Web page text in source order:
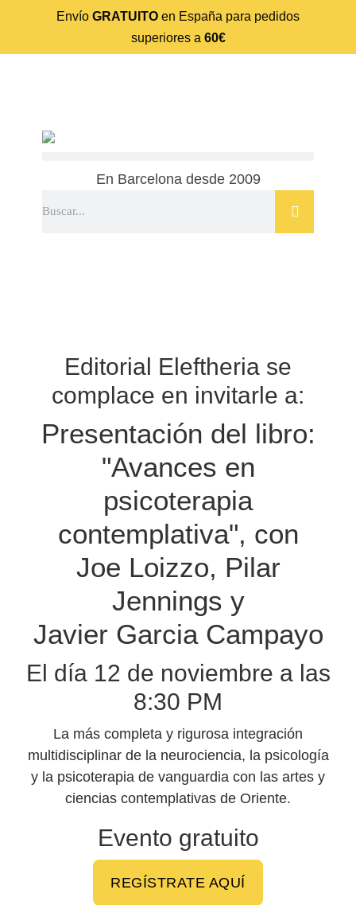
Envío GRATUITO en España para pedidos
superiores a 60€
En Barcelona desde 2009
Editorial Eleftheria se
complace en invitarle a:
Presentación del libro:
"Avances en
psicoterapia
contemplativa", con
Joe Loizzo, Pilar
Jennings y
Javier Garcia Campayo
El día 12 de noviembre a las
8:30 PM
La más completa y rigurosa integración
multidisciplinar de la neurociencia, la psicología
y la psicoterapia de vanguardia con las artes y
ciencias contemplativas de Oriente.
Evento gratuito
REGÍSTRATE AQUÍ